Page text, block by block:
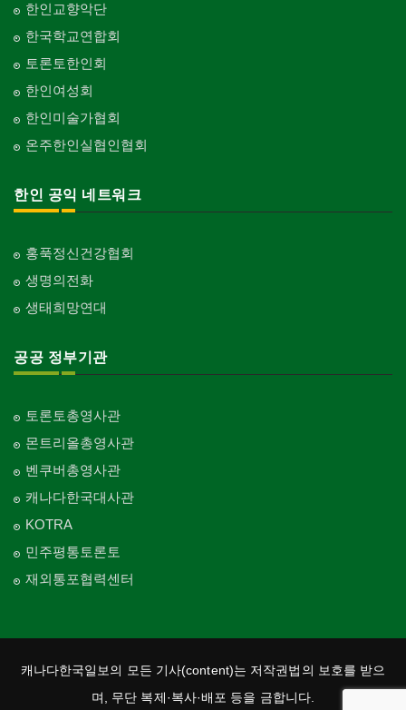
한인교향악단
한국학교연합회
토론토한인회
한인여성회
한인미술가협회
온주한인실협인협회
한인 공익 네트워크
홍푹정신건강협회
생명의전화
생태희망연대
공공 정부기관
토론토총영사관
몬트리올총영사관
벤쿠버총영사관
캐나다한국대사관
KOTRA
민주평통토론토
재외통포협력센터
캐나다한국일보의 모든 기사(content)는 저작권법의 보호를 받으
며, 무단 복제·복사·배포 등을 금합니다.